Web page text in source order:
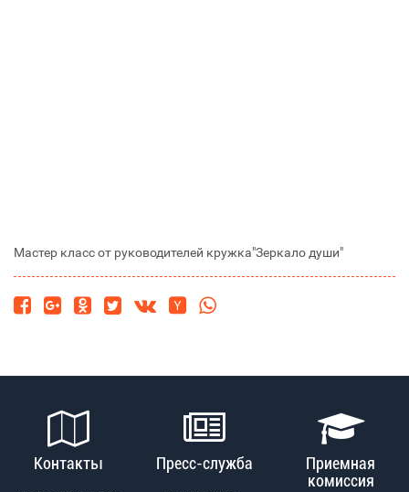
Мастер класс от руководителей кружка"Зеркало души"
Контакты Пресс-служба
Приемная
комиссия